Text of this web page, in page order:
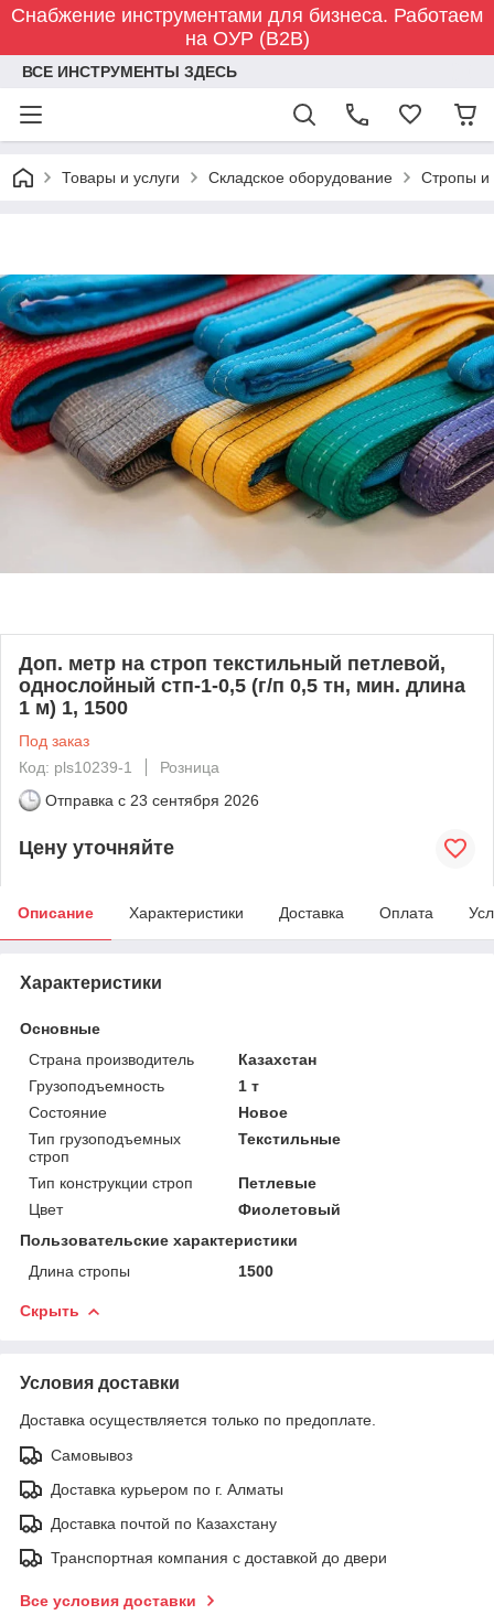
Снабжение инструментами для бизнеса. Работаем
на ОУР (B2B)
ВСЕ ИНСТРУМЕНТЫ ЗДЕСЬ
Товары и услуги Складское оборудование Стропы и
Доп. метр на строп текстильный петлевой,
однослойный стп-1-0,5 (г/п 0,5 тн, мин. длина
1 м) 1, 1500
Под заказ
Код: pls10239-1
Розница
Отправка с 23 сентября 2026
Цену уточняйте
Описание Характеристики Доставка Оплата
Характеристики
Основные
Страна производитель
Казахстан
Грузоподъемность
1 т
Состояние
Новое
Тип грузоподъемных
строп
Текстильные
Тип конструкции строп
Петлевые
Цвет
Фиолетовый
Пользовательские характеристики
Длина стропы
1500
Скрыть
Условия доставки
Доставка осуществляется только по предоплате.
Самовывоз
Доставка курьером по г. Алматы
Доставка почтой по Казахстану
Транспортная компания с доставкой до двери
Все условия доставки